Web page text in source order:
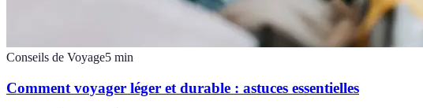
Conseils de Voyage5 min
Comment voyager léger et durable : astuces essentielles